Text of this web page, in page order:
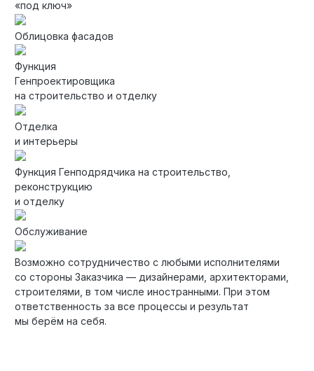
«под ключ»
Облицовка фасадов
Функция
Генпроектировщика
на строительство и отделку
Отделка
и интерьеры
Функция Генподрядчика на строительство,
реконструкцию
и отделку
Обслуживание
Возможно сотрудничество с любыми исполнителями
со стороны Заказчика — дизайнерами, архитекторами,
строителями, в том числе иностранными. При этом
ответственность за все процессы и результат
мы берём на себя.